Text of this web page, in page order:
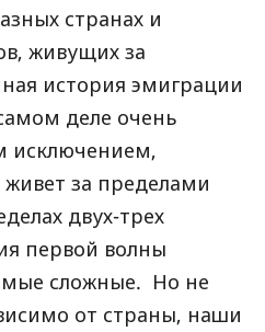
странах и
живущих за
история эмиграции
деле очень
исключением,
за пределами
двух-трех
первой волны
сложные. Но не
от страны, наши